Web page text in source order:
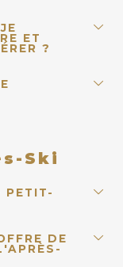
ET
?
Ski
PETIT-
DE